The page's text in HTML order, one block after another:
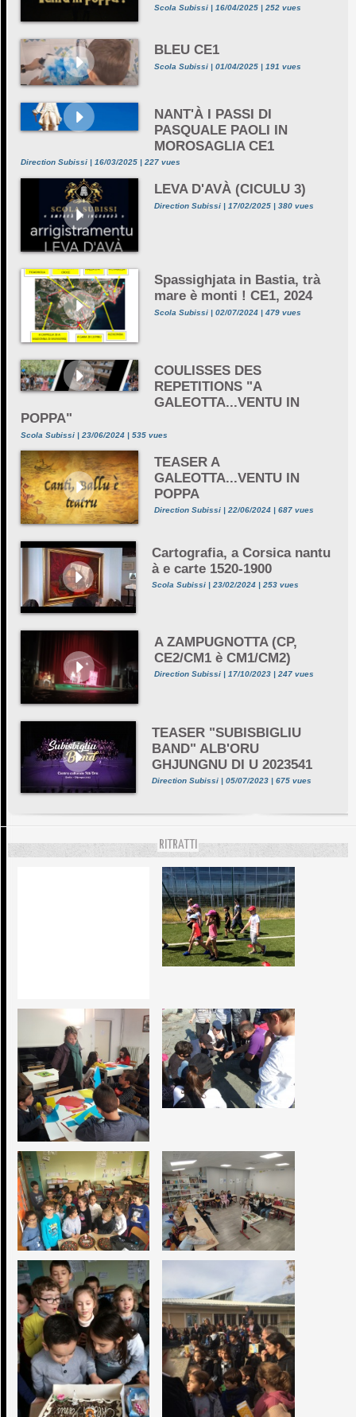
Scola Subissi | 16/04/2025 | 252 vues
BLEU CE1
Scola Subissi | 01/04/2025 | 191 vues
NANT'À I PASSI DI
PASQUALE PAOLI IN
MOROSAGLIA CE1
Direction Subissi | 16/03/2025 | 227 vues
LEVA D'AVÀ (CICULU 3)
Direction Subissi | 17/02/2025 | 380 vues
Spassighjata in Bastia, trà
mare è monti ! CE1, 2024
Scola Subissi | 02/07/2024 | 479 vues
COULISSES DES
REPETITIONS "A
GALEOTTA...VENTU IN
POPPA"
Scola Subissi | 23/06/2024 | 535 vues
TEASER A
GALEOTTA...VENTU IN
POPPA
Direction Subissi | 22/06/2024 | 687 vues
Cartografia, a Corsica nantu
à e carte 1520-1900
Scola Subissi | 23/02/2024 | 253 vues
A ZAMPUGNOTTA (CP,
CE2/CM1 è CM1/CM2)
Direction Subissi | 17/10/2023 | 247 vues
TEASER "SUBISBIGLIU
BAND" ALB'ORU
GHJUNGNU DI U 2023541
Direction Subissi | 05/07/2023 | 675 vues
RITRATTI